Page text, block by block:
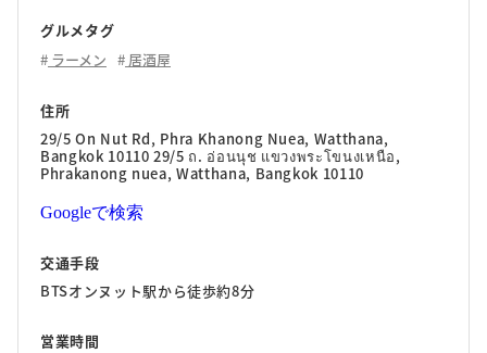
グルメタグ
ラーメン
居酒屋
住所
29/5 On Nut Rd, Phra Khanong Nuea, Watthana,
Bangkok 10110 29/5 ถ. อ่อนนุช แขวงพระโขนงเหนือ,
Phrakanong nuea, Watthana, Bangkok 10110
Googleで検索
交通手段
BTSオンヌット駅から徒歩約8分
営業時間